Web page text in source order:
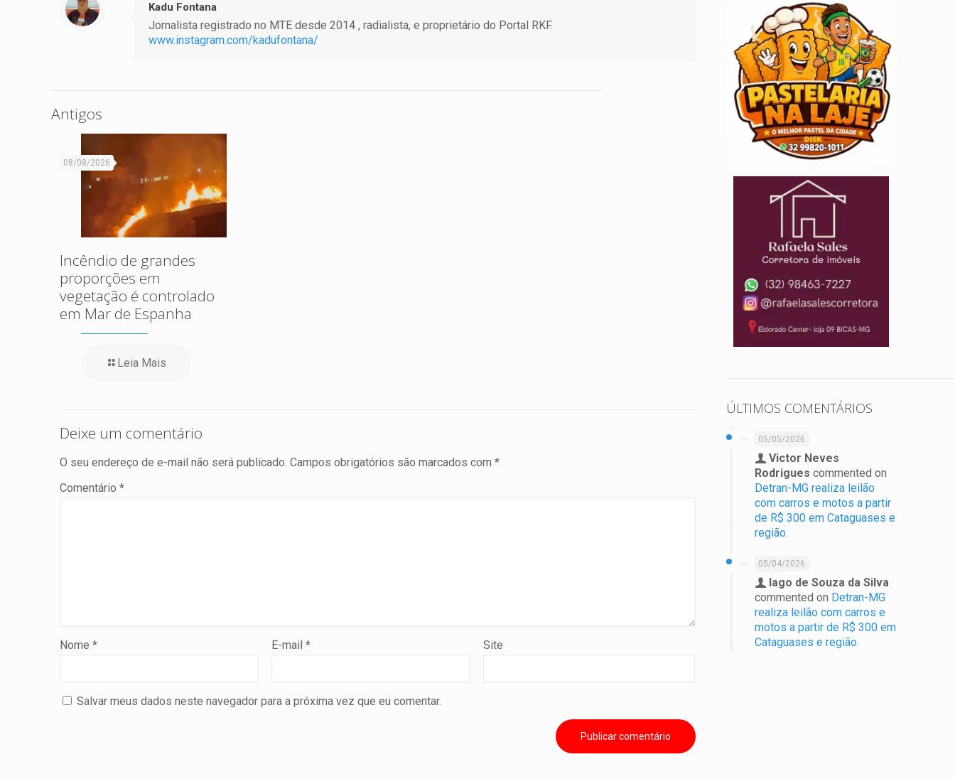
Kadu Fontana
Jornalista registrado no MTE desde 2014 , radialista, e proprietário do Portal RKF.
www.instagram.com/kadufontana/
Antigos
08/08/2026
Incêndio de grandes
proporções em
vegetação é controlado
em Mar de Espanha
Leia Mais
Deixe um comentário
O seu endereço de e-mail não será publicado. Campos obrigatórios são marcados com *
Comentário *
Nome * E-mail* Site
Salvar meus dados neste navegador para a próxima vez que eu comentar.
ÚLTIMOS COMENTÁRIOS
05/05/2026
Victor Neves
Rodrigues commented on
Detran-MG realiza leilão
com carros e motos a partir
de R$ 300 em Cataguases e
região.
05/04/2026
Iago de Souza da Silva
commented on Detran-MG
realiza leilão com carros e
motos a partir de R$ 300 em
Cataguases e região.